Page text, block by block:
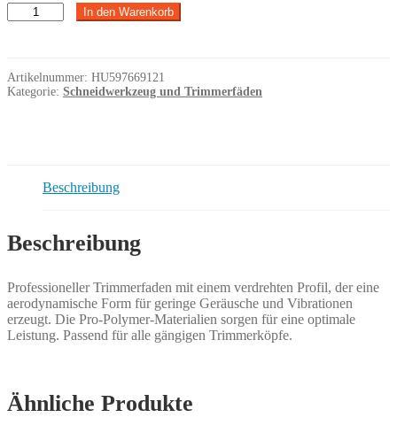
Trimmerfaden
Whisper-
x
77m
In den Warenkorb
Artikelnummer: HU597669121
Kategorie: Schneidwerkzeug und Trimmerfäden
Beschreibung
Beschreibung
Professioneller Trimmerfaden mit einem verdrehten Profil, der eine
aerodynamische Form für geringe Geräusche und Vibrationen
erzeugt. Die Pro-Polymer-Materialien sorgen für eine optimale
Leistung. Passend für alle gängigen Trimmerköpfe.
Ähnliche Produkte